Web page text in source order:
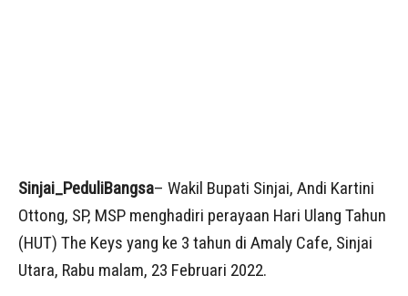
Sinjai_PeduliBangsa– Wakil Bupati Sinjai, Andi Kartini
Ottong, SP, MSP menghadiri perayaan Hari Ulang Tahun
(HUT) The Keys yang ke 3 tahun di Amaly Cafe, Sinjai
Utara, Rabu malam, 23 Februari 2022.